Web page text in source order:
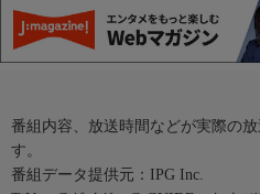
番組内容、放送時間などが実際の
す。
番組データ提供元：IPG Inc.